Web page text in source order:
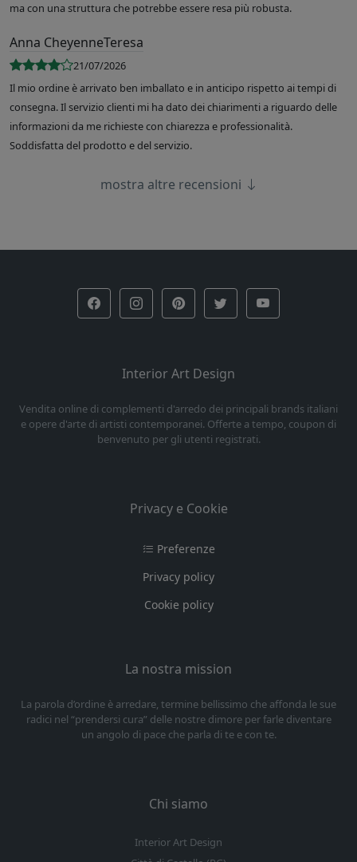
ma con una struttura che potrebbe essere resa più robusta.
Anna CheyenneTeresa
21/07/2026
Il mio ordine è arrivato ben imballato e in anticipo rispetto ai tempi di
consegna. Il servizio clienti mi ha dato dei chiarimenti a riguardo delle
informazioni da me richieste con chiarezza e professionalità.
Soddisfatta del prodotto e del servizio.
mostra altre recensioni
Interior Art Design
Vendita online di complementi d'arredo dei principali brands italiani
e opere d'arte di artisti contemporanei. Offerte a tempo, coupon di
benvenuto per gli utenti registrati.
Privacy e Cookie
Preferenze
Privacy policy
Cookie policy
La nostra mission
La parola d’ordine è arredare, termine bellissimo che affonda le sue
radici nel “prendersi cura” delle nostre dimore per farle diventare
un angolo di pace che parla di te e con te.
Chi siamo
Interior Art Design